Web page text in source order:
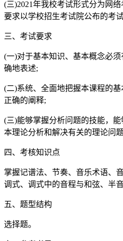
(三)2021年我校考试形式分为网
要求以学校招生考试院公布的考试
三、考试要求
(一)对于基本知识、基本概念必
确地表述;
(二)系统、全面地把握本课程的
正确的阐释;
(三)能够掌握分析问题的技能，
本理论分析和解决有关的理论问
四、考核知识点
掌握记谱法、节奏、音乐术语、
调式、调式中的音程与和弦、半
五、题型结构
选择题。